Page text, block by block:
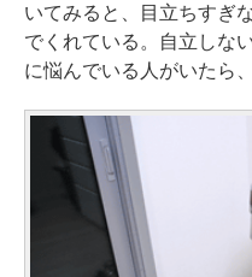
いてみると、目立ちすぎ
でくれている。自立しな
に悩んでいる人がいたら